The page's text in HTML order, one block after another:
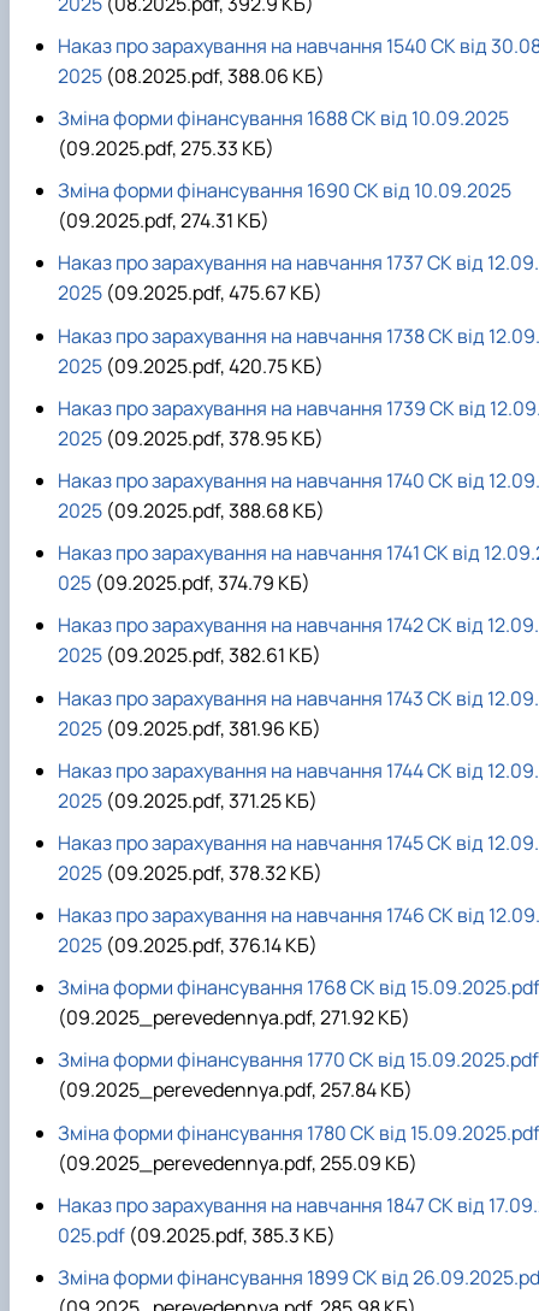
Наказ про зарахування на навчання 1540 СК від
2025 (08.2025.pdf, 388.06 КБ)
Зміна форми фінансування 1688 СК від 10.09.2025
(09.2025.pdf, 275.33 КБ)
Зміна форми фінансування 1690 СК від 10.09.2025
(09.2025.pdf, 274.31 КБ)
Наказ про зарахування на навчання 1737 СК від 12.09.
2025 (09.2025.pdf, 475.67 КБ)
Наказ про зарахування на навчання 1738 СК від 12.09.
2025 (09.2025.pdf, 420.75 КБ)
Наказ про зарахування на навчання 1739 СК від
2025 (09.2025.pdf, 378.95 КБ)
Наказ про зарахування на навчання 1740 СК від 12.09.
2025 (09.2025.pdf, 388.68 КБ)
Наказ про зарахування на навчання 1741 СК від
025 (09.2025.pdf, 374.79 КБ)
Наказ про зарахування на навчання 1742 СК від 12.09.
2025 (09.2025.pdf, 382.61 КБ)
Наказ про зарахування на навчання 1743 СК від 12.09.
2025 (09.2025.pdf, 381.96 КБ)
Наказ про зарахування на навчання 1744 СК від 12.09.
2025 (09.2025.pdf, 371.25 КБ)
Наказ про зарахування на навчання 1745 СК від 12.09.
2025 (09.2025.pdf, 378.32 КБ)
Наказ про зарахування на навчання 1746 СК від 12.09.
2025 (09.2025.pdf, 376.14 КБ)
Зміна форми фінансування 1768 СК від 15.09.2025.pdf
(09.2025_perevedennya.pdf, 271.92 КБ)
Зміна форми фінансування 1770 СК від 15.09.2025.pdf
(09.2025_perevedennya.pdf, 257.84 КБ)
Зміна форми фінансування 1780 СК від 15.09.2025.pdf
(09.2025_perevedennya.pdf, 255.09 КБ)
Наказ про зарахування на навчання 1847 СК від
025.pdf (09.2025.pdf, 385.3 КБ)
Зміна форми фінансування 1899 СК від